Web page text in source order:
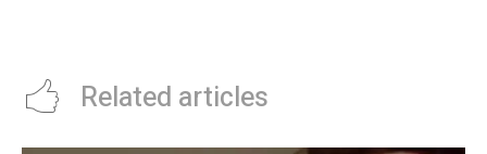
Related articles